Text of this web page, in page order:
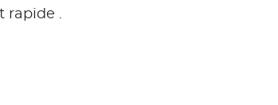
rapide .